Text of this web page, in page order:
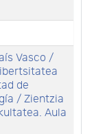
Vasco /
de
/ Zientzia
Aula